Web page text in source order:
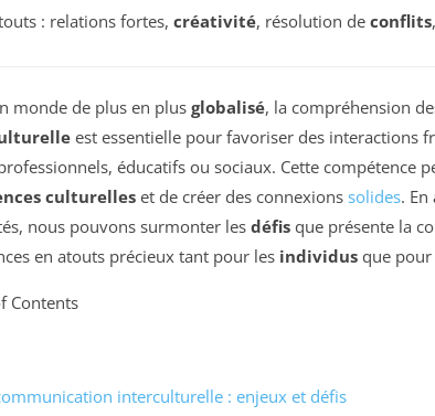
: relations fortes, créativité, résolution de conflits
monde de plus en plus globalisé, la compréhension
est essentielle pour favoriser des interactions
éducatifs ou sociaux. Cette compétence
culturelles et de créer des connexions solides.
nous pouvons surmonter les défis que présente la
en atouts précieux tant pour les individus que pour
Contents
interculturelle : enjeux et défis